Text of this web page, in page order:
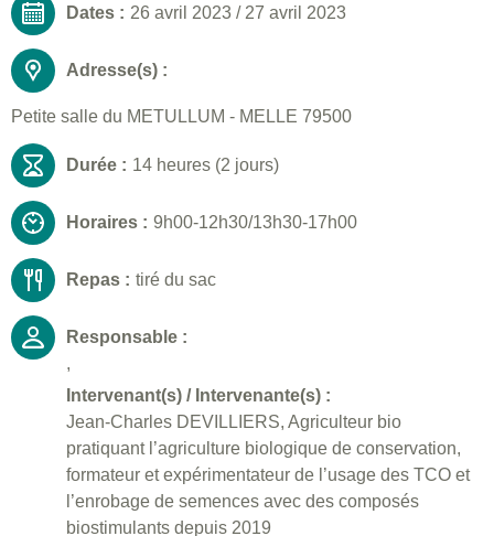
Dates : 26 avril 2023 / 27 avril 2023
Adresse(s) :
Petite salle du METULLUM - MELLE 79500
Durée : 14 heures (2 jours)
Horaires : 9h00-12h30/13h30-17h00
Repas : tiré du sac
Responsable :
,
Intervenant(s) / Intervenante(s) :
Jean-Charles DEVILLIERS, Agriculteur bio
pratiquant l’agriculture biologique de conservation,
formateur et expérimentateur de l’usage des TCO et
l’enrobage de semences avec des composés
biostimulants depuis 2019